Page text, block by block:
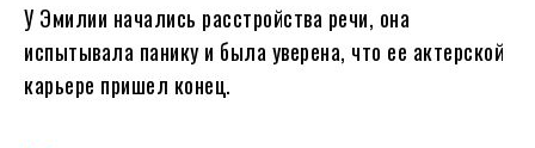
У Эмилии начались расстройства речи, она
испытывала панику и была уверена, что ее актерской
карьере пришел конец.